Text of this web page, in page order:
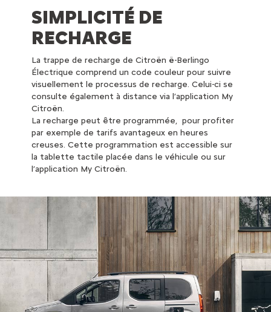
SIMPLICITÉ DE
RECHARGE
La trappe de recharge de Citroën ë-Berlingo
Électrique comprend un code couleur pour suivre
visuellement le processus de recharge. Celui-ci se
consulte également à distance via l’application My
Citroën.
La recharge peut être programmée, pour profiter
par exemple de tarifs avantageux en heures
creuses. Cette programmation est accessible sur
la tablette tactile placée dans le véhicule ou sur
l’application My Citroën.